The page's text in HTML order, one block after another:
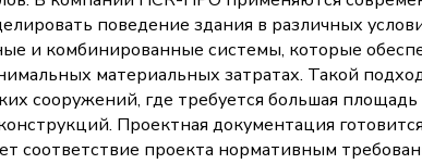
поведение здания в различных
и комбинированные системы, которые
материальных затратах. Такой
сооружений, где требуется большая
Проектная документация
соответствие проекта нормативным